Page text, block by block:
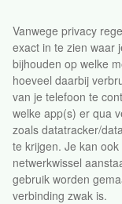
Vanwege privacy
exact in te zien waar
bijhouden op welke
hoeveel daarbij
van je telefoon te
welke app(s) er qua
zoals datatracker/
te krijgen. Je kan
netwerkwissel
gebruik worden
verbinding zwak is.